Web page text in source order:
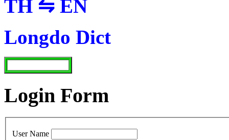
TH ⇋ EN
Longdo Dict
Login Form
User Name